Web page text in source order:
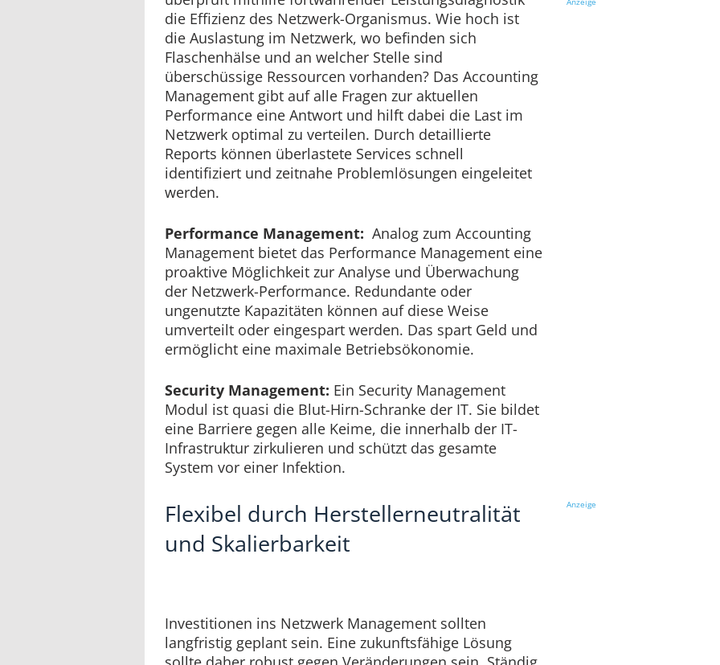
die Effizienz des Netzwerk-Organismus. Wie hoch ist
die Auslastung im Netzwerk, wo befinden sich
Flaschenhälse und an welcher Stelle sind
überschüssige Ressourcen vorhanden? Das Accounting
Management gibt auf alle Fragen zur aktuellen
Performance eine Antwort und hilft dabei die Last im
Netzwerk optimal zu verteilen. Durch detaillierte
Reports können überlastete Services schnell
identifiziert und zeitnahe Problemlösungen eingeleitet
werden.
Performance Management: Analog zum Accounting
Management bietet das Performance Management eine
proaktive Möglichkeit zur Analyse und Überwachung
der Netzwerk-Performance. Redundante oder
ungenutzte Kapazitäten können auf diese Weise
umverteilt oder eingespart werden. Das spart Geld und
ermöglicht eine maximale Betriebsökonomie.
Security Management: Ein Security Management
Modul ist quasi die Blut-Hirn-Schranke der IT. Sie bildet
eine Barriere gegen alle Keime, die innerhalb der IT-
Infrastruktur zirkulieren und schützt das gesamte
System vor einer Infektion.
Flexibel durch Herstellerneutralität
und Skalierbarkeit
Investitionen ins Netzwerk Management sollten
langfristig geplant sein. Eine zukunftsfähige Lösung
Anzeige